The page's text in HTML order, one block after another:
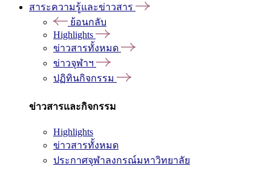
สาระความรู้และข่าวสาร
ย้อนกลับ
Highlights
ข่าวสารทั้งหมด
ข่าวจุฬาฯ
ปฏิทินกิจกรรม
ข่าวสารและกิจกรรม
Highlights
ข่าวสารทั้งหมด
ประกาศจุฬาลงกรณ์มหาวิทยาลัย